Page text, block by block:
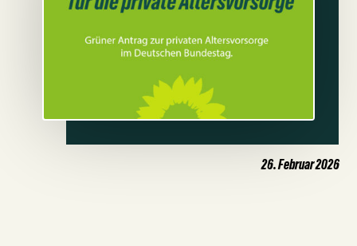
26. Februar 2026